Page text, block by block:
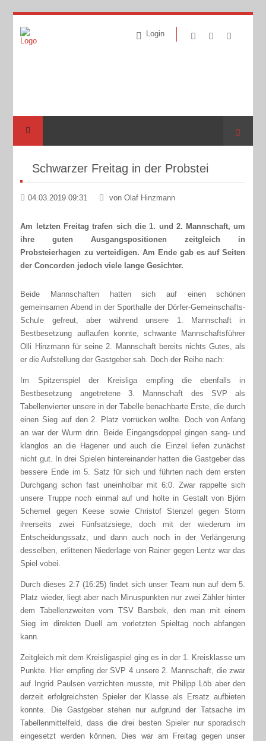
Login
Suche
Schwarzer Freitag in der Probstei
04.03.2019 09:31 von Olaf Hinzmann
Am letzten Freitag trafen sich die 1. und 2. Mannschaft, um
ihre guten Ausgangspositionen zeitgleich in
Probsteierhagen zu verteidigen. Am Ende gab es auf Seiten
der Concorden jedoch viele lange Gesichter.
Beide Mannschaften hatten sich auf einen schönen
gemeinsamen Abend in der Sporthalle der Dörfer-Gemeinschafts-
Schule gefreut, aber während unsere 1. Mannschaft in
Bestbesetzung auflaufen konnte, schwante Mannschaftsführer
Olli Hinzmann für seine 2. Mannschaft bereits nichts Gutes, als
er die Aufstellung der Gastgeber sah. Doch der Reihe nach:
Im Spitzenspiel der Kreisliga empfing die ebenfalls in
Bestbesetzung angetretene 3. Mannschaft des SVP als
Tabellenvierter unsere in der Tabelle benachbarte Erste, die durch
einen Sieg auf den 2. Platz vorrücken wollte. Doch von Anfang
an war der Wurm drin. Beide Eingangsdoppel gingen sang- und
klanglos an die Hagener und auch die Einzel liefen zunächst
nicht gut. In drei Spielen hintereinander hatten die Gastgeber das
bessere Ende im 5. Satz für sich und führten nach dem ersten
Durchgang schon fast uneinholbar mit 6:0. Zwar rappelte sich
unsere Truppe noch einmal auf und holte in Gestalt von Björn
Schemel gegen Keese sowie Christof Stenzel gegen Storm
ihrerseits zwei Fünfsatzsiege, doch mit der wiederum im
Entscheidungssatz, und dann auch noch in der Verlängerung
desselben, erlittenen Niederlage von Rainer gegen Lentz war das
Spiel vobei.
Durch dieses 2:7 (16:25) findet sich unser Team nun auf dem 5.
Platz wieder, liegt aber nach Minuspunkten nur zwei Zähler hinter
dem Tabellenzweiten vom TSV Barsbek, den man mit einem
Sieg im direkten Duell am vorletzten Spieltag noch abfangen
kann.
Zeitgleich mit dem Kreisligaspiel ging es in der 1. Kreisklasse um
Punkte. Hier empfing der SVP 4 unsere 2. Mannschaft, die zwar
auf Ingrid Paulsen verzichten musste, mit Philipp Löb aber den
derzeit erfolgreichsten Spieler der Klasse als Ersatz aufbieten
konnte. Die Gastgeber stehen nur aufgrund der Tatsache im
Tabellenmittelfeld, dass die drei besten Spieler nur sporadisch
eingesetzt werden können. Dies war am Freitag gegen unser